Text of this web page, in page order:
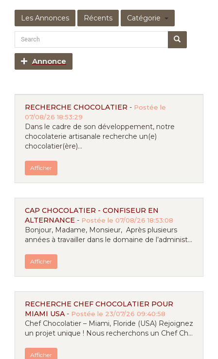
Les Annonces Récents Catégorie
Annonce
RECHERCHE CHOCOLATIER - Postée le
07/08/26 18:53:29
Dans le cadre de son développement, notre
chocolaterie artisanale recherche un(e)
chocolatier(ère)...
Afficher
CAP CHOCOLATIER - CONFISEUR EN
ALTERNANCE - Postée le 07/08/26 18:53:08
Bonjour, Madame, Monsieur, Après plusieurs
années à travailler dans le domaine de l’administ...
Afficher
RECHERCHE CHEF CHOCOLATIER POUR
MIAMI USA - Postée le 23/07/26 09:40:58
Chef Chocolatier – Miami, Floride (USA) Rejoignez
un projet unique ! Nous recherchons un Chef Ch...
Afficher